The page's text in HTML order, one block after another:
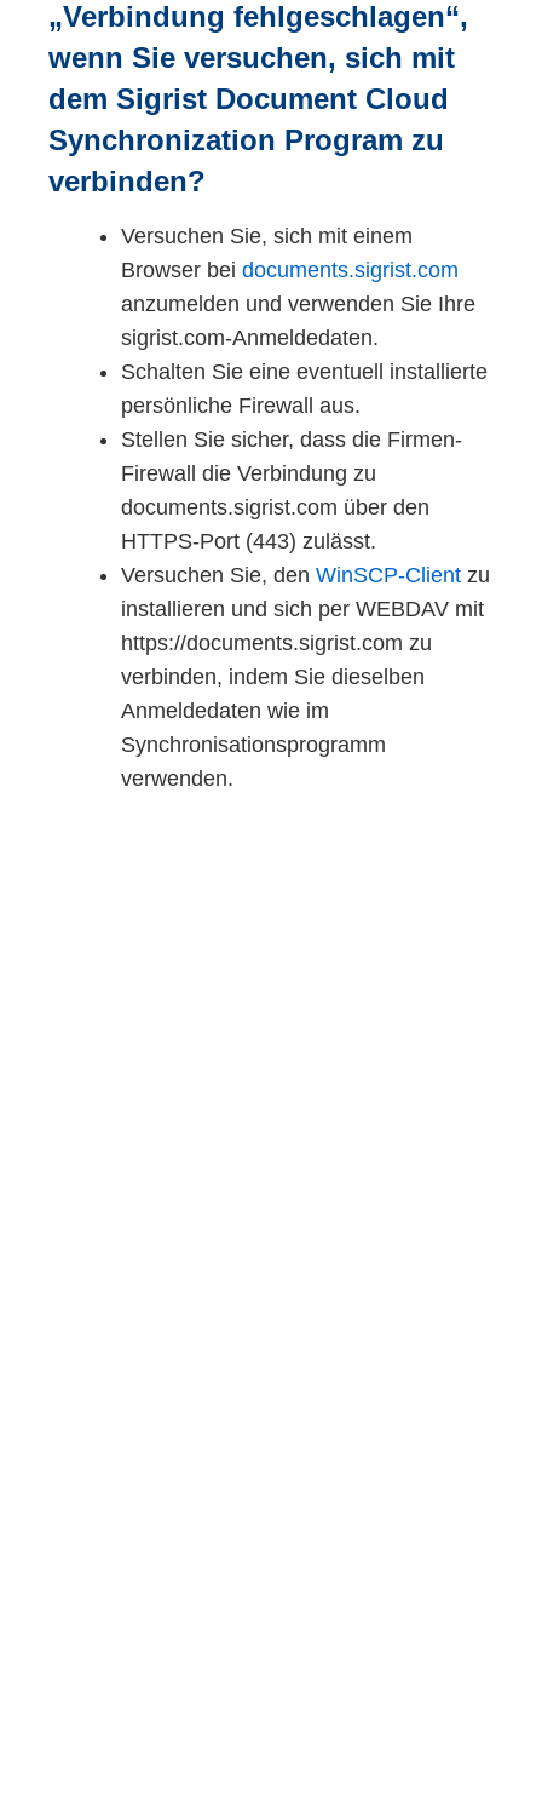
„Verbindung fehlgeschlagen“,
wenn Sie versuchen, sich mit
dem Sigrist Document Cloud
Synchronization Program zu
verbinden?
Versuchen Sie, sich mit einem
Browser bei documents.sigrist.com
anzumelden und verwenden Sie Ihre
sigrist.com-Anmeldedaten.
Schalten Sie eine eventuell installierte
persönliche Firewall aus.
Stellen Sie sicher, dass die Firmen-
Firewall die Verbindung zu
documents.sigrist.com über den
HTTPS-Port (443) zulässt.
Versuchen Sie, den WinSCP-Client zu
installieren und sich per WEBDAV mit
https://documents.sigrist.com zu
verbinden, indem Sie dieselben
Anmeldedaten wie im
Synchronisationsprogramm
verwenden.